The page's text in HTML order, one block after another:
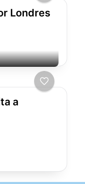
Londres
a